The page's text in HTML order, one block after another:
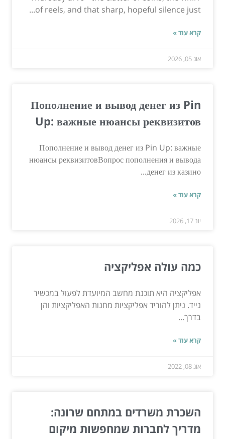
of reels, and that sharp, hopeful silence just...
קרא עוד »
אוג 05, 2026
Пополнение и вывод денег из Pin
Up: важные нюансы реквизитов
Пополнение и вывод денег из Pin Up: важные
нюансы реквизитовВопрос пополнения и вывода
денег из казино...
קרא עוד »
יונ 17, 2026
כמה עולה אפליקציה
אפליקציה היא תוכנת מחשב המיועדת לפעול במכשיר
נייד. ניתן להוריד אפליקציות מחנות האפליקציות והן
בדרך...
קרא עוד »
אוג 08, 2022
השכרת משרדים במתחם שרונה:
מדריך לחברות שמחפשות מיקום